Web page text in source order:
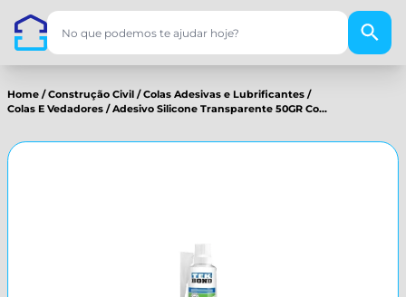
Home /Construção Civil /Colas Adesivas e Lubrificantes /
Colas E Vedadores /Adesivo Silicone Transparente 50GR Co...